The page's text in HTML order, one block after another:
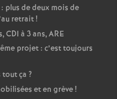
plus de deux mois de
retrait!
à 3 ans, ARE
projet : c’est toujours
tout ça ?
et en grève!